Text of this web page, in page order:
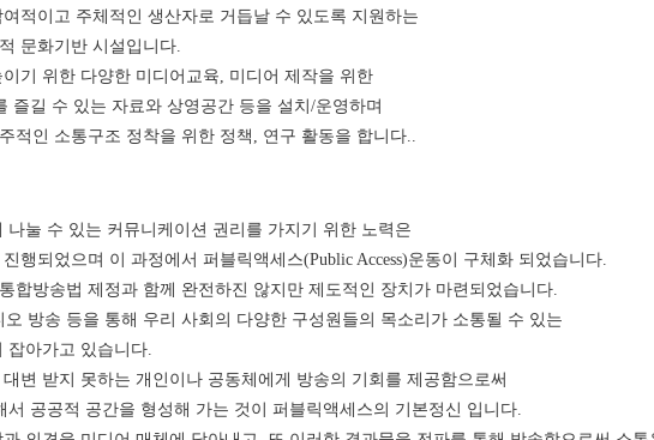
적이고 주체적인 생산자로 거듭날 수 있도록 지원하는
문화기반 시설입니다.
기 위한 다양한 미디어교육, 미디어 제작을 위한
즐길 수 있는 자료와 상영공간 등을 설치/운영하며
적인 소통구조 정착을 위한 정책, 연구 활동을 합니다..
눌 수 있는 커뮤니케이션 권리를 가지기 위한 노력은
행되었으며 이 과정에서 퍼블릭액세스(Public Access)운동이 구체화 되었습니다.
합방송법 제정과 함께 완전하진 않지만 제도적인 장치가 마련되었습니다.
방송 등을 통해 우리 사회의 다양한 구성원들의 목소리가 소통될 수 있는
잡아가고 있습니다.
변 받지 못하는 개인이나 공동체에게 방송의 기회를 제공함으로써
공공적 공간을 형성해 가는 것이 퍼블릭액세스의 기본정신 입니다.